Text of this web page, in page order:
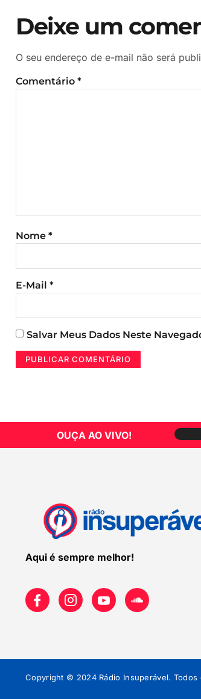
Deixe um
O seu endereço de e-mail não será
Comentário *
Nome *
E-Mail *
Salvar Meus Dados Neste
OUÇA AO VIVO!
Aqui é sempre melhor!
Copyright © 2024 Rádio Insuperável.